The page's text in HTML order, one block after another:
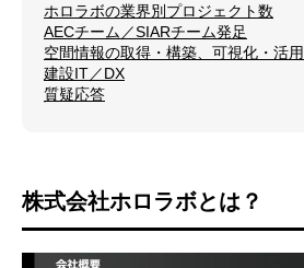
ホロラボの業界別プロジェクト数
AECチーム／SIARチーム発足
空間情報の取得・構築、可視化・活用
建設IT／DX
質疑応答
株式会社ホロラボとは？